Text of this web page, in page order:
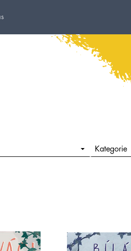
Kategorie